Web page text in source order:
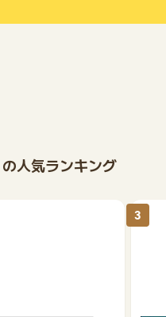
人気ランキング
3